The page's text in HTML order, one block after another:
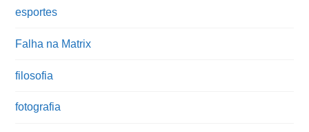
esportes
Falha na Matrix
filosofia
fotografia